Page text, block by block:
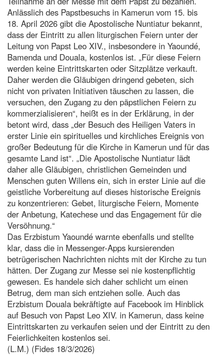
Anlässlich des Papstbesuchs in Kamerun vom 15. bis
18. April 2026 gibt die Apostolische Nuntiatur bekannt,
dass der Eintritt zu allen liturgischen Feiern unter der
Leitung von Papst Leo XIV., insbesondere in Yaoundé,
Bamenda und Douala, kostenlos ist. „Für diese Feiern
werden keine Eintrittskarten oder Sitzplätze verkauft.
Daher werden die Gläubigen dringend gebeten, sich
nicht von privaten Initiativen täuschen zu lassen, die
versuchen, den Zugang zu den päpstlichen Feiern zu
kommerzialisieren“, heißt es in der Erklärung, in der
betont wird, dass „der Besuch des Heiligen Vaters in
erster Linie ein spirituelles und kirchliches Ereignis von
großer Bedeutung für die Kirche in Kamerun und für das
gesamte Land ist“. „Die Apostolische Nuntiatur lädt
daher alle Gläubigen, christlichen Gemeinden und
Menschen guten Willens ein, sich in erster Linie auf die
geistliche Vorbereitung auf dieses historische Ereignis
zu konzentrieren: Gebet, liturgische Feiern, Momente
der Anbetung, Katechese und das Engagement für die
Versöhnung.“
Das Erzbistum Yaoundé warnte ebenfalls und stellte
klar, dass die in Messenger-Apps kursierenden
betrügerischen Nachrichten nichts mit der Kirche zu tun
hätten. Der Zugang zur Messe sei nie kostenpflichtig
gewesen. Es handele sich daher schlicht um einen
Betrug, dem man sich entziehen solle. Auch das
Erzbistum Douala bekräftigte auf Facebook im Hinblick
auf Besuch von Papst Leo XIV. in Kamerun, dass keine
Eintrittskarten zu verkaufen seien und der Eintritt zu den
Feierlichkeiten kostenlos sei.
(L.M.) (Fides 18/3/2026)